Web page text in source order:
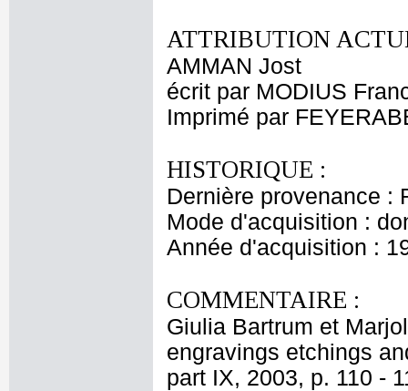
ATTRIBUTION
AMMAN Jost
écrit par MODIUS
Imprimé par
HISTORIQUE :
Dernière provenance :
Mode d'acquisition :
Année d'acquisition :
COMMENTAIRE :
Giulia Bartrum et
engravings etchings
part IX, 2003, p. 110 -